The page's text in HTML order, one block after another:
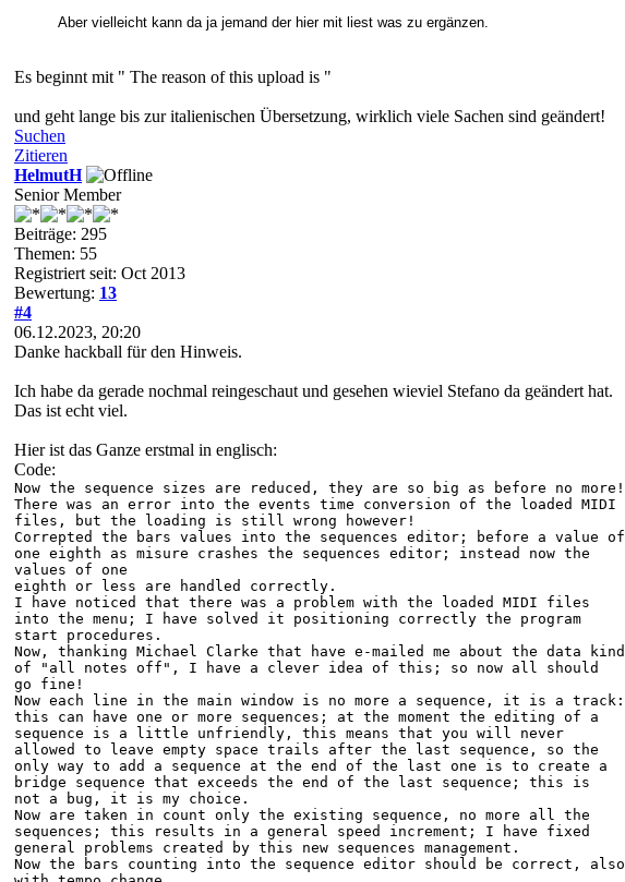
Aber vielleicht kann da ja jemand der hier mit liest was zu ergänzen.
Es beginnt mit " The reason of this upload is "
und geht lange bis zur italienischen Übersetzung, wirklich viele Sachen sind geändert!
Suchen
Zitieren
HelmutH
Senior Member
Beiträge: 295
Themen: 55
Registriert seit: Oct 2013
Bewertung: 13
#4
06.12.2023, 20:20
Danke hackball für den Hinweis.
Ich habe da gerade nochmal reingeschaut und gesehen wieviel Stefano da geändert hat.
Das ist echt viel.
Hier ist das Ganze erstmal in englisch:
Code:
Now the sequence sizes are reduced, they are so big as before no more!
There was an error into the events time conversion of the loaded MIDI
files, but the loading is still wrong however!
Correpted the bars values into the sequences editor; before a value of
one eighth as misure crashes the sequences editor; instead now the
values of one
eighth or less are handled correctly.
I have noticed that there was a problem with the loaded MIDI files
into the menu; I have solved it positioning correctly the program
start procedures.
Now, thanking Michael Clarke that have e-mailed me about the data kind
of "all notes off", I have a clever idea of this; so now all should
go fine!
Now each line in the main window is no more a sequence, it is a track:
this can have one or more sequences; at the moment the editing of a
sequence is a little unfriendly, this means that you will never
allowed to leave empty space trails after the last sequence, so the
only way to add a sequence at the end of the last one is to create a
bridge sequence that exceeds the end of the last sequence; this is
not a bug, it is my choice.
Now are taken in count only the existing sequence, no more all the
sequences; this results in a general speed increment; I have fixed
general problems created by this new sequences management.
Now the bars counting into the sequence editor should be correct, also